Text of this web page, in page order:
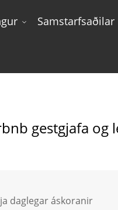
Samstarfsaðilar
gestgjafa og
daglegar áskoranir